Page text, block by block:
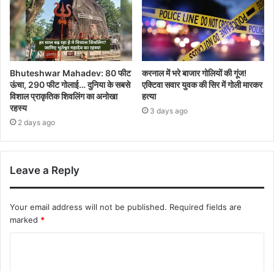
Bhuteshwar Mahadev: 80 फीट
ऊंचा, 290 फीट गोलाई… दुनिया के सबसे
विशाल प्राकृतिक शिवलिंग का अनोखा
रहस्य
2 days ago
करनाल में भरे बाजार गोलियों की गूंज!
एक्टिवा सवार युवक की सिर में गोली मारकर
हत्या
3 days ago
Leave a Reply
Your email address will not be published. Required fields are
marked *